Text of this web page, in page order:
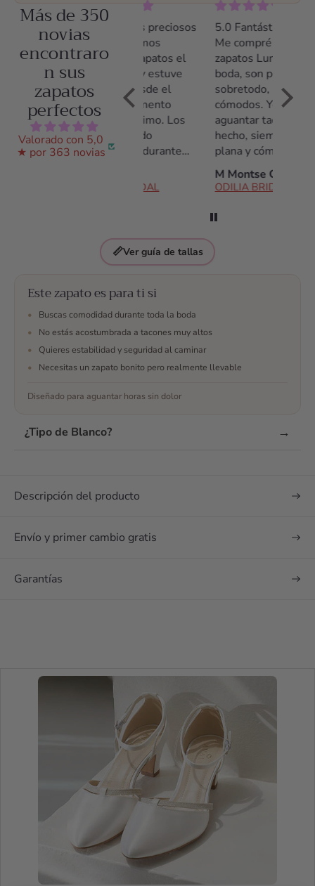
Más de 350
novias
encontraro
n sus
zapatos
perfectos
Valorado con 5,0
★ por 363 novias
5.0 Zapatos preciosos
y comodísimos
Llevé los zapatos el
día entero y estuve
cómoda desde el
primer momento
hasta el último. Los
había llevado
solamente durante
5.0 Fantástico
Me compré los
zapatos Luna para mi
boda, son preciosos y
sobretodo, muy muy
cómodos. Yo no suelo
aguantar tacones, de
hecho, siempre voy
plana y cómoda. Me
daba miedo no
aguantarlos pero son
aguanté todo el día!
estuve hablando con
ellos por whatsap,
dudas, me ayudaron
escojer y finalmente
me decidí. No me
arrepiento y son los
mejores zapatos que
boda 🥰 maravillosos
M Montse C.
ODILIA BRIDAL
poco
📏Ver guía de tallas
Este zapato es para ti si
•
Buscas comodidad durante toda la boda
•
No estás acostumbrada a tacones muy altos
•
Quieres estabilidad y seguridad al caminar
•
Necesitas un zapato bonito pero realmente llevable
Diseñado para aguantar horas sin dolor
¿Tipo de Blanco? →
Descripción del producto
Envío y primer cambio gratis
Garantías